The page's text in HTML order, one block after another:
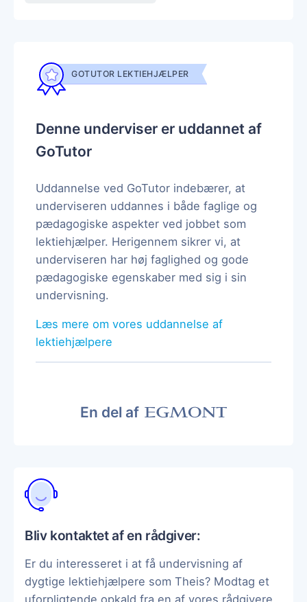
GOTUTOR LEKTIEHJÆLPER
Denne underviser er uddannet af
GoTutor
Uddannelse ved GoTutor indebærer, at
underviseren uddannes i både faglige og
pædagogiske aspekter ved jobbet som
lektiehjælper. Herigennem sikrer vi, at
underviseren har høj faglighed og gode
pædagogiske egenskaber med sig i sin
undervisning.
Læs mere om vores uddannelse af
lektiehjælpere
En del af
Bliv kontaktet af en rådgiver:
Er du interesseret i at få undervisning af
dygtige lektiehjælpere som Theis? Modtag et
uforpligtende opkald fra en af vores rådgivere